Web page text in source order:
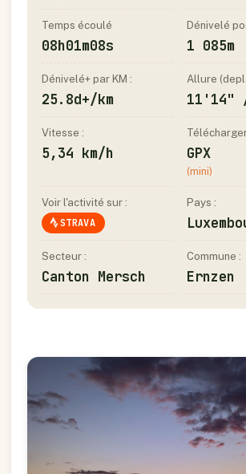
Temps écoulé
08h01m08s
Dénivelé
1 085m
Dénivelé+ par KM :
25.8d+/km
Allure
11'14" /
Vitesse :
5,34 km/h GPX
(mini)
Voir l'activité sur :
STRAVA
Pays :
Secteur :
Canton Mersch
Commune :
Ernzen